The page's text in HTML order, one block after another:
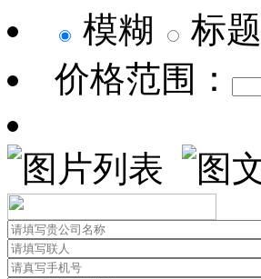
模糊
标题
价格范围：